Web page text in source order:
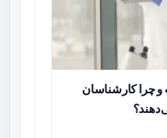
چرا کارشناسان